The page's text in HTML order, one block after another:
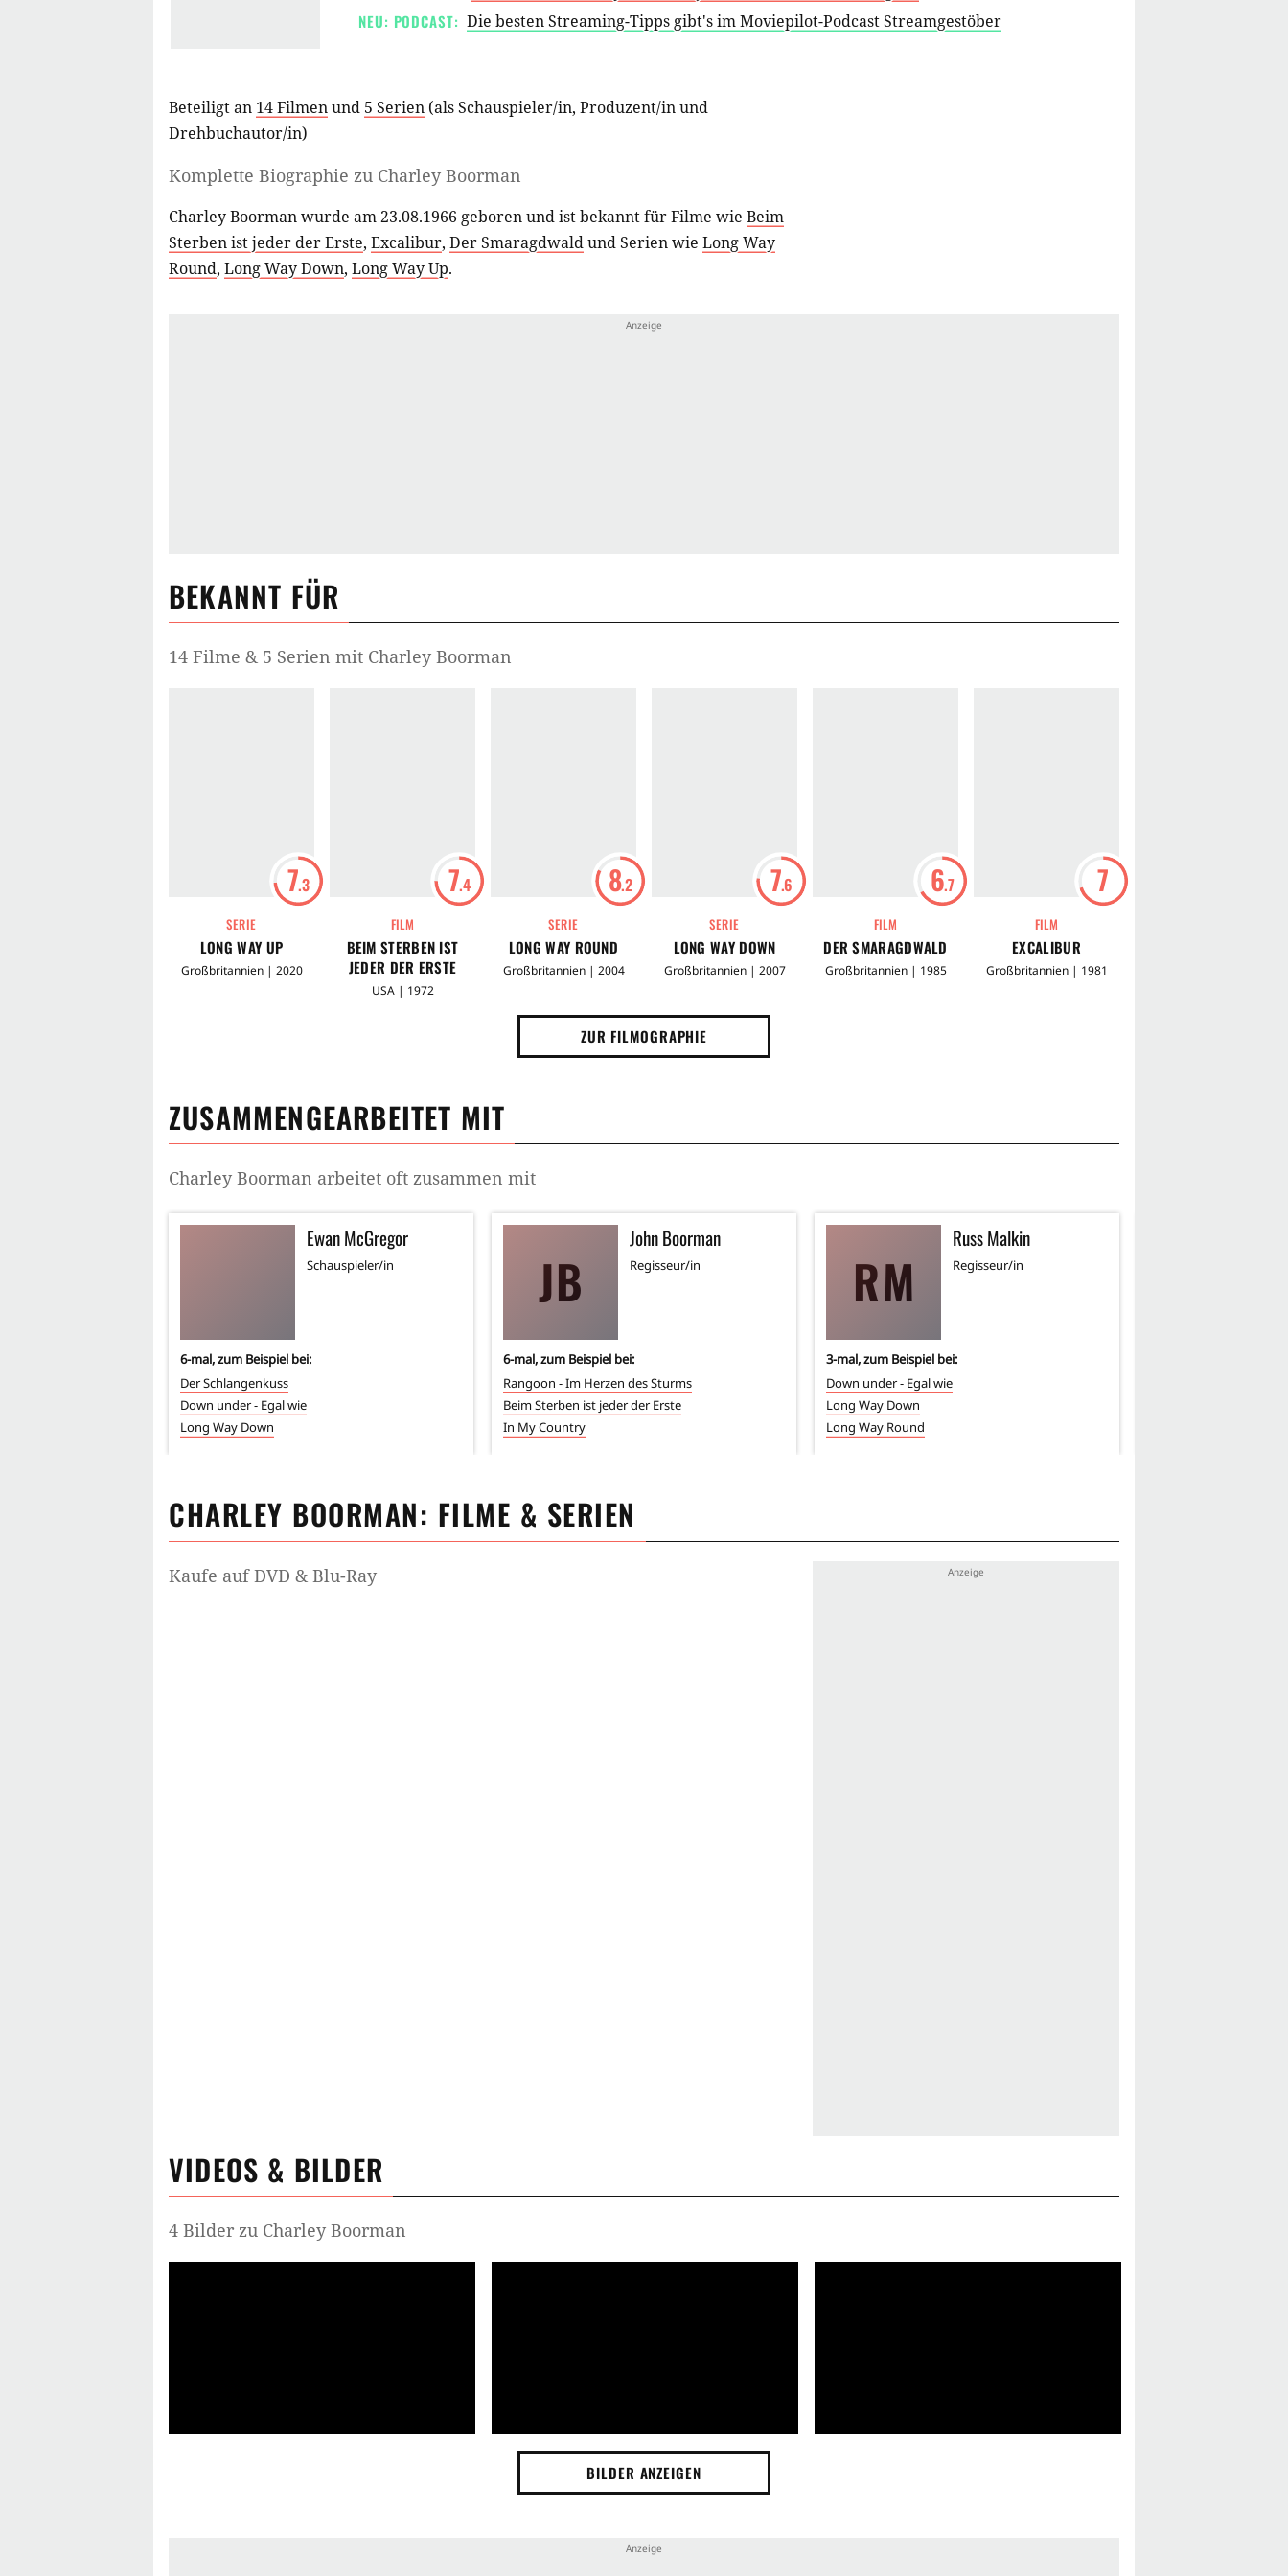
NEU: PODCAST: Die besten Streaming-Tipps gibt's im Moviepilot-Podcast Streamgestöber
Beteiligt an 14 Filmenund 5 Serien (alsSchauspieler/in, Produzent/inund
Drehbuchautor/in)
Komplette Biographie zu Charley Boorman
Charley Boorman wurde am 23.08.1966 geboren und ist bekannt für Filme wie Beim
Sterben ist jeder der Erste, Excalibur, Der Smaragdwaldund Serien wie Long Way
Round, Long Way Down, Long Way Up.
BEKANNT FÜR
14 Filme & 5 Serien mit Charley Boorman
7.3
SERIE
LONG WAY UP
Großbritannien | 2020
7.4
FILM
BEIM STERBEN IST
JEDER DER ERSTE
USA | 1972
8.2
SERIE
LONG WAY ROUND
Großbritannien | 2004
7.6
SERIE
LONG WAY DOWN
Großbritannien | 2007
6.7
FILM
DER SMARAGDWALD
Großbritannien | 1985
7
FILM
EXCALIBUR
Großbritannien | 1981
ZUR FILMOGRAPHIE
ZUSAMMENGEARBEITET MIT
Charley Boorman arbeitet oft zusammen mit
Ewan McGregor
Schauspieler/in
6-mal, zum Beispiel bei:
Der Schlangenkuss
Down under - Egal wie
Long Way Down
JB
John Boorman
Regisseur/in
6-mal, zum Beispiel bei:
Rangoon - Im Herzen des Sturms
Beim Sterben ist jeder der Erste
In My Country
RM
Russ Malkin
Regisseur/in
3-mal, zum Beispiel bei:
Down under - Egal wie
Long Way Down
Long Way Round
CHARLEY BOORMAN: FILME & SERIEN
Kaufe auf DVD & Blu-Ray
VIDEOS & BILDER
4 Bilder zu Charley Boorman
BILDER ANZEIGEN